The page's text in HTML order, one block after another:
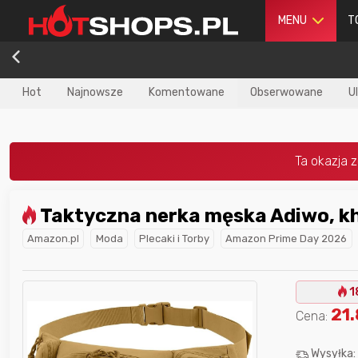
MENU
Hot Najnowsze Komentowane Obserwowane
Taktyczna nerka męska Adiwo,
Amazon.pl Moda Plecaki i Torby
Amazon Prime Day 2026
Cena:
Wysyłka:
najlepszego
w poprzednim
Nagroda dlanajlepszego
użytkownikaw tym miesiącu: